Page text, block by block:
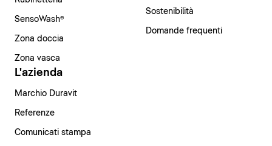
SensoWash®
Zona doccia
Zona vasca
Sostenibilità
Domande frequenti
L'azienda
Marchio Duravit
Referenze
Comunicati stampa